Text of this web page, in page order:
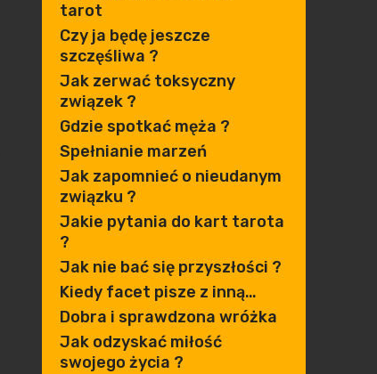
tarot
Czy ja będę jeszcze
szczęśliwa ?
Jak zerwać toksyczny
związek ?
Gdzie spotkać męża ?
Spełnianie marzeń
Jak zapomnieć o nieudanym
związku ?
Jakie pytania do kart tarota
?
Jak nie bać się przyszłości ?
Kiedy facet pisze z inną…
Dobra i sprawdzona wróżka
Jak odzyskać miłość
swojego życia ?